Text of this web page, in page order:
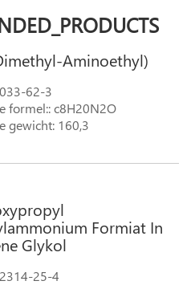
Aminoethyl)
62-3
formel:: c8H20N2O
gewicht: 160,3
Formiat In
Glykol
25-4